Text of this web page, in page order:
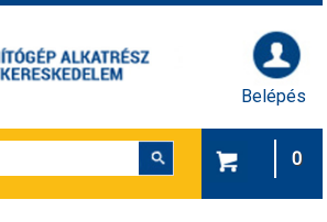
Belépés
0